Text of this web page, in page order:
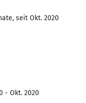
seit Okt. 2020
- Okt. 2020